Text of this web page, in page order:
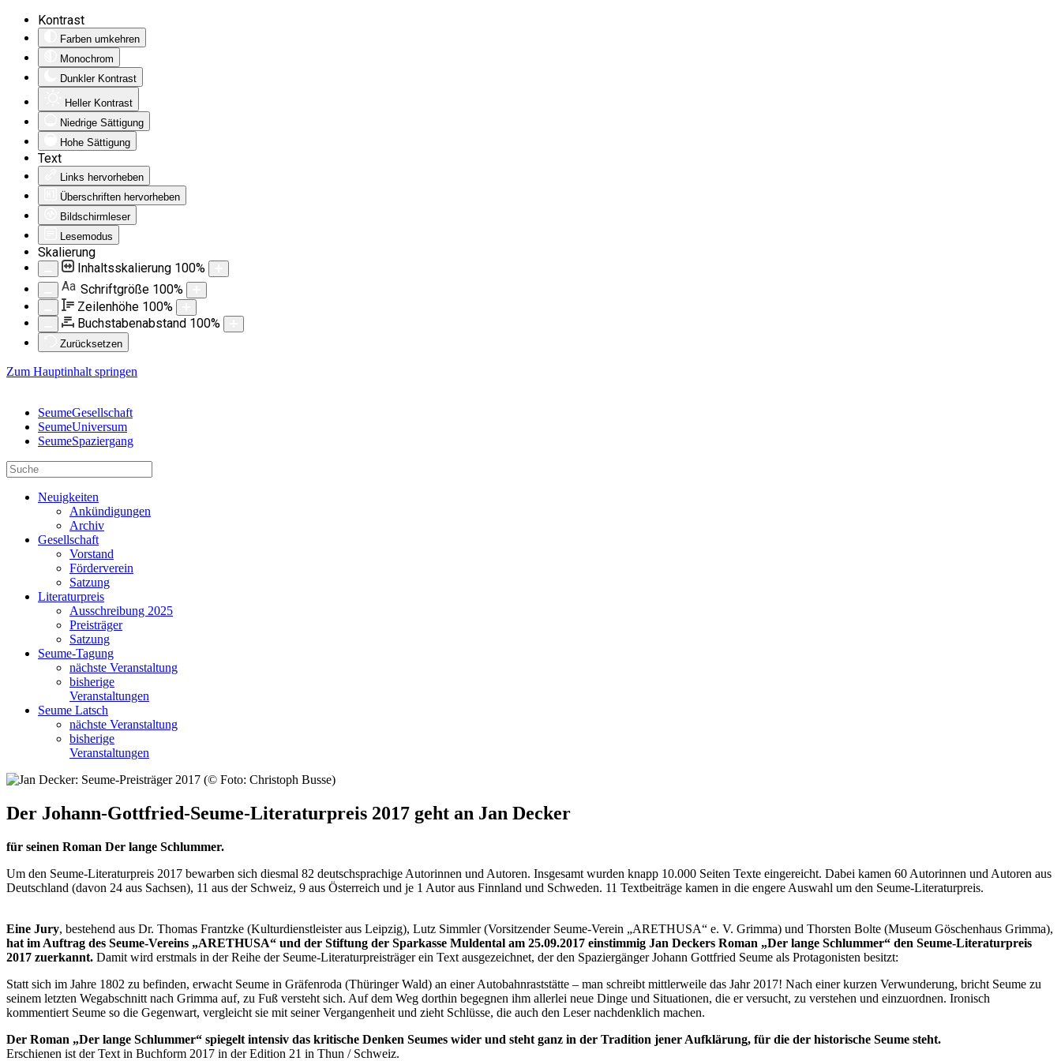
Kontrast
Farben umkehren
Monochrom
Dunkler Kontrast
Heller Kontrast
Niedrige Sättigung
Hohe Sättigung
Text
Links hervorheben
Überschriften hervorheben
Bildschirmleser
Lesemodus
Skalierung
Inhaltsskalierung 100%
Aa Schriftgröße 100%
Zeilenhöhe 100%
Buchstabenabstand 100%
Zurücksetzen
Zum Hauptinhalt springen
SeumeGesellschaft
SeumeUniversum
SeumeSpaziergang
Neuigkeiten
Ankündigungen
Archiv
Gesellschaft
Vorstand
Förderverein
Satzung
Literaturpreis
Ausschreibung 2025
Preisträger
Satzung
Seume-Tagung
nächste Veranstaltung
bisherige
Veranstaltungen
Seume Latsch
nächste Veranstaltung
bisherige
Veranstaltungen
Der Johann-Gottfried-Seume-Literaturpreis 2017 geht an Jan Decker
für seinen Roman Der lange Schlummer.
Um den Seume-Literaturpreis 2017 bewarben sich diesmal 82 deutschsprachige Autorinnen und Autoren. Insgesamt wurden knapp 10.000 Seiten Texte eingereicht. Dabei kamen 60 Autorinnen und Autoren aus
Deutschland (davon 24 aus Sachsen), 11 aus der Schweiz, 9 aus Österreich und je 1 Autor aus Finnland und Schweden. 11 Textbeiträge kamen in die engere Auswahl um den Seume-Literaturpreis.
Eine Jury, bestehend aus Dr. Thomas Frantzke (Kulturdienstleister aus Leipzig), Lutz Simmler (Vorsitzender Seume-Verein „ARETHUSA“ e. V. Grimma) und Thorsten Bolte (Museum Göschenhaus Grimma),
hat im Auftrag des Seume-Vereins „ARETHUSA“ und der Stiftung der Sparkasse Muldental am 25.09.2017 einstimmig Jan Deckers Roman „Der lange Schlummer“ den Seume-Literaturpreis
2017 zuerkannt. Damit wird erstmals in der Reihe der Seume-Literaturpreisträger ein Text ausgezeichnet, der den Spaziergänger Johann Gottfried Seume als Protagonisten besitzt:
Statt sich im Jahre 1802 zu befinden, erwacht Seume in Gräfenroda (Thüringer Wald) an einer Autobahnraststätte – man schreibt mittlerweile das Jahr 2017! Nach einer kurzen Verwunderung, bricht Seume zu
seinem letzten Wegabschnitt nach Grimma auf, zu Fuß versteht sich. Auf dem Weg dorthin begegnen ihm allerlei neue Dinge und Situationen, die er versucht, zu verstehen und einzuordnen. Ironisch
kommentiert Seume so die Gegenwart, vergleicht sie mit seiner Vergangenheit und zieht Schlüsse, die auch den Leser nachdenklich machen.
Der Roman „Der lange Schlummer“ spiegelt intensiv das kritische Denken Seumes wider und steht ganz in der Tradition jener Aufklärung, für die der historische Seume steht.
Erschienen ist der Text in Buchform 2017 in der Edition 21 in Thun / Schweiz.